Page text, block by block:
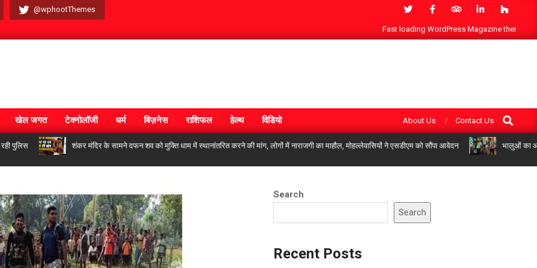
@wphootThemes
Fast loading WordPress Magazine theme with A+
खेल जगत टेक्नोलॉजी धर्म बिज़नेस राशिफल हेल्थ विडियो About Us Contact Us
Search
शंकर मंदिर के सामने दफन शव को मुक्ति धाम में स्थानांतरित करने की मांग, लोगों में नाराजगी का माहौल, मोहल्लेवासियों ने एसडीएम को सौंपा आवेदन भालुओं का आतंक:
Search
Search
Recent Posts